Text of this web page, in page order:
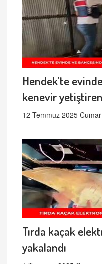
Hendek'te
kenevir
12 Temmuz 2025
Tırda kaçak
yakalandı